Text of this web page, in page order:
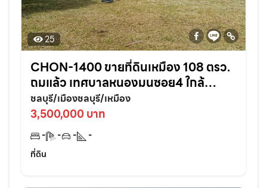
25
CHON-1400 ขายที่ดินเหมือง 108 ตรว.
ถมแล้ว เทศบาลหนองมนซอย4 ใกล้
หาด2กม. อ.เมืองชลบุรี
ชลบุรี/เมืองชลบุรี/เหมือง
3,500,000 บาท
- - -
-
ที่ดิน